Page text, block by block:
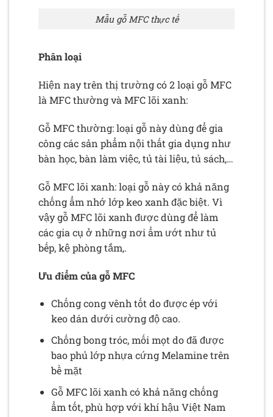
Mẫu gỗ MFC thực tế
Phân loại
Hiện nay trên thị trường có 2 loại gỗ MFC
là MFC thường và MFC lõi xanh:
Gỗ MFC thường: loại gỗ này dùng để gia
công các sản phẩm nội thất gia dụng như
bàn học, bàn làm việc, tủ tài liệu, tủ sách,…
Gỗ MFC lõi xanh: loại gỗ này có khả năng
chống ẩm nhớ lớp keo xanh đặc biệt. Vì
vậy gỗ MFC lõi xanh được dùng để làm
các gia cụ ở những nơi ẩm ướt như tủ
bếp, kệ phòng tắm,.
Ưu điểm của gỗ MFC
Chống cong vênh tốt do được ép với
keo dán dưới cường độ cao.
Chống bong tróc, mối mọt do đã được
bao phủ lớp nhựa cứng Melamine trên
bề mặt
Gỗ MFC lõi xanh có khả năng chống
ẩm tốt, phù hợp với khí hậu Việt Nam